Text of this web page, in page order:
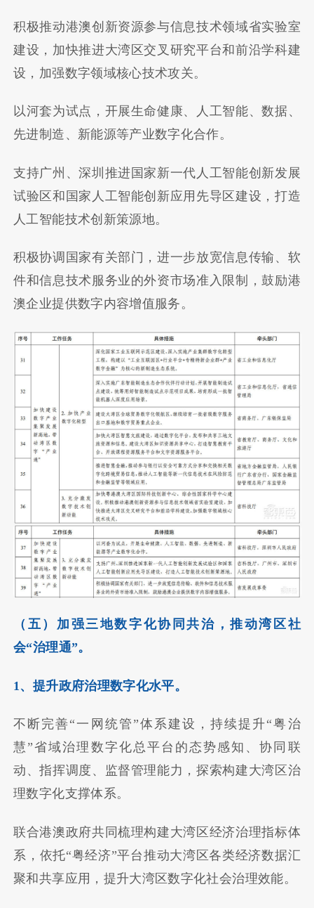
积极推动港澳创新资源参与信息技术领域省实验室
建设，加快推进大湾区交叉研究平台和前沿学科建
设，加强数字领域核心技术攻关。
以河套为试点，开展生命健康、人工智能、数据、
先进制造、新能源等产业数字化合作。
支持广州、深圳推进国家新一代人工智能创新发展
试验区和国家人工智能创新应用先导区建设，打造
人工智能技术创新策源地。
积极协调国家有关部门，进一步放宽信息传输、软
件和信息技术服务业的外资市场准入限制，鼓励港
澳企业提供数字内容增值服务。
（五）加强三地数字化协同共治，推动湾区社
会“治理通”。
1、提升政府治理数字化水平。
不断完善“一网统管”体系建设，持续提升“粤治
慧”省域治理数字化总平台的态势感知、协同联
动、指挥调度、监督管理能力，探索构建大湾区治
理数字化支撑体系。
联合港澳政府共同梳理构建大湾区经济治理指标体
系，依托“粤经济”平台推动大湾区各类经济数据汇
聚和共享应用，提升大湾区数字化社会治理效能。